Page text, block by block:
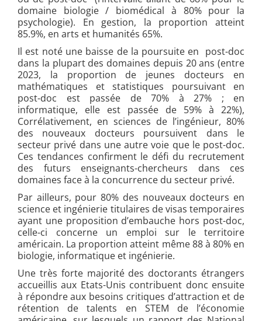
domaine biologie / biomédical à 80% pour la
psychologie). En gestion, la proportion atteint
85.9%, en arts et humanités 65%.
Il est noté une baisse de la poursuite en post-doc
dans la plupart des domaines depuis 20 ans (entre
2023, la proportion de jeunes docteurs en
mathématiques et statistiques poursuivant en
post-doc est passée de 70% à 27% ; en
informatique, elle est passée de 59% à 22%),
Corrélativement, en sciences de l’ingénieur, 80%
des nouveaux docteurs poursuivent dans le
secteur privé dans une autre voie que le post-doc.
Ces tendances confirment le défi du recrutement
des futurs enseignants-chercheurs dans ces
domaines face à la concurrence du secteur privé.
Par ailleurs, pour 80% des nouveaux docteurs en
science et ingénierie titulaires de visas temporaires
ayant une proposition d’embauche hors post-doc,
celle-ci concerne un emploi sur le territoire
américain. La proportion atteint même 88 à 80% en
biologie, informatique et ingénierie.
Une très forte majorité des doctorants étrangers
accueillis aux Etats-Unis contribuent donc ensuite
à répondre aux besoins critiques d’attraction et de
rétention de talents en STEM de l’économie